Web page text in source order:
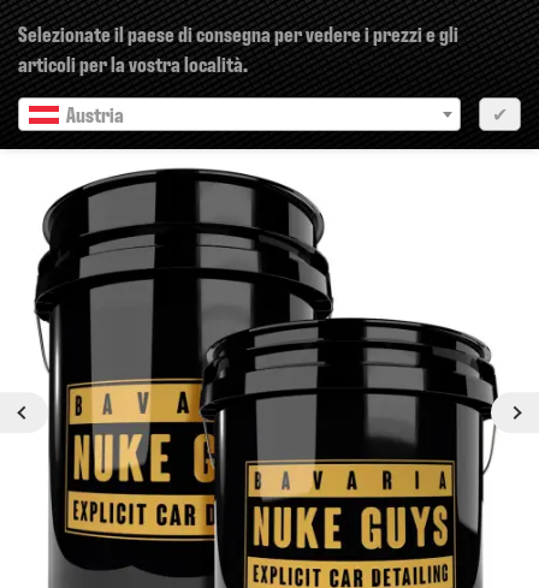
Selezionate il paese di consegna per vedere i prezzi e gli
articoli per la vostra località.
Austria
✔
Precedente Prossimo